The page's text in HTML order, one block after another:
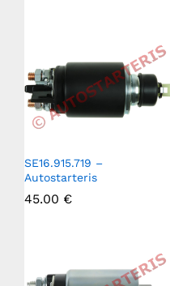
SE16.915.719 –
Autostarteris
45.00 €